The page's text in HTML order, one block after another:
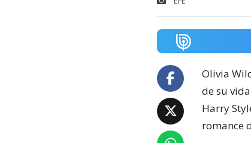
Olivia
de su
Harry
romance